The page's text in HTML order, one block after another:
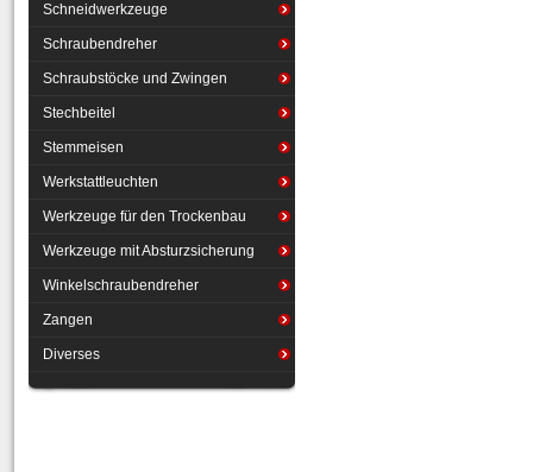
Schneidwerkzeuge
Schraubendreher
Schraubstöcke und Zwingen
Stechbeitel
Stemmeisen
Werkstattleuchten
Werkzeuge für den Trockenbau
Werkzeuge mit Absturzsicherung
Winkelschraubendreher
Zangen
Diverses